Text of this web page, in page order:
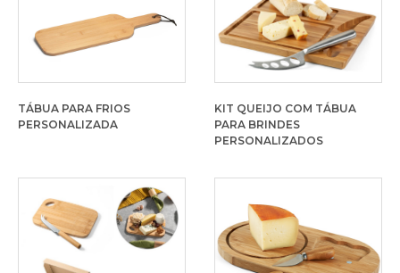
TÁBUA PARA FRIOS
PERSONALIZADA
KIT QUEIJO COM TÁBUA
PARA BRINDES
PERSONALIZADOS